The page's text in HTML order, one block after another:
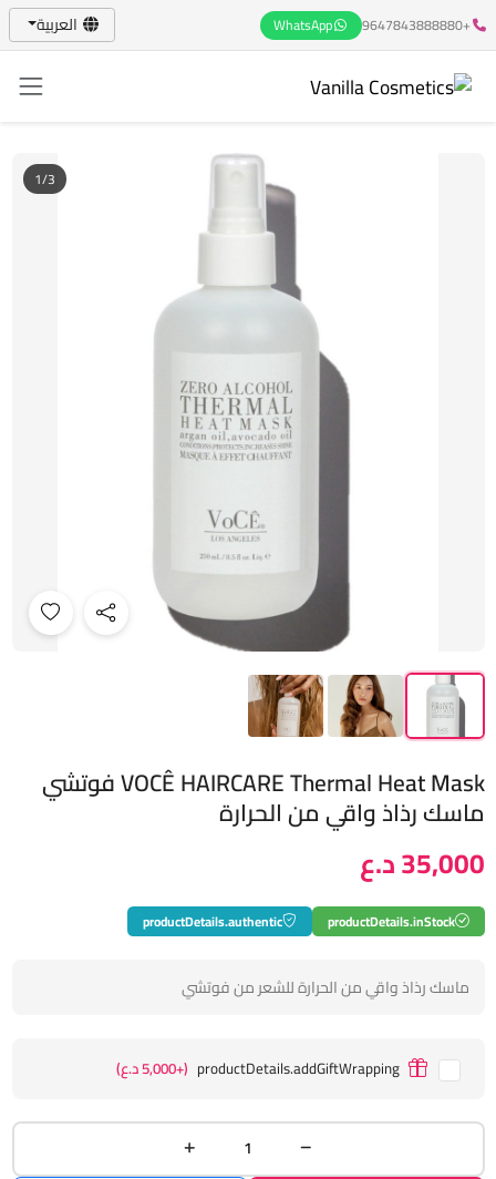
+9647843888880
WhatsApp العربية
1/3
VOCÊ HAIRCARE Thermal Heat Mask فوتشي
ماسك رذاذ واقي من الحرارة
35,000 د.ع
productDetails.inStock
productDetails.authentic
ماسك رذاذ واقي من الحرارة للشعر من فوتشي
productDetails.addGiftWrapping (+5,000 د.ع)